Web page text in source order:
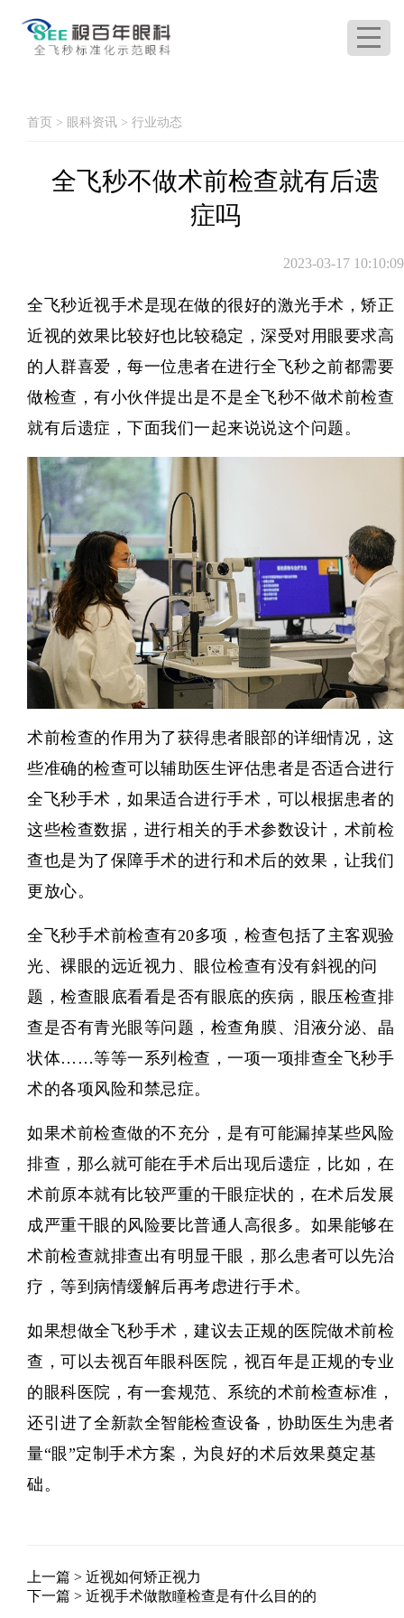
首页 > 眼科资讯 > 行业动态
全飞秒不做术前检查就有后遗
症吗
2023-03-17 10:10:09
全飞秒近视手术是现在做的很好的激光手术，矫正
近视的效果比较好也比较稳定，深受对用眼要求高
的人群喜爱，每一位患者在进行全飞秒之前都需要
做检查，有小伙伴提出是不是全飞秒不做术前检查
就有后遗症，下面我们一起来说说这个问题。
术前检查的作用为了获得患者眼部的详细情况，这
些准确的检查可以辅助医生评估患者是否适合进行
全飞秒手术，如果适合进行手术，可以根据患者的
这些检查数据，进行相关的手术参数设计，术前检
查也是为了保障手术的进行和术后的效果，让我们
更放心。
全飞秒手术前检查有20多项，检查包括了主客观验
光、裸眼的远近视力、眼位检查有没有斜视的问
题，检查眼底看看是否有眼底的疾病，眼压检查排
查是否有青光眼等问题，检查角膜、泪液分泌、晶
状体……等等一系列检查，一项一项排查全飞秒手
术的各项风险和禁忌症。
如果术前检查做的不充分，是有可能漏掉某些风险
排查，那么就可能在手术后出现后遗症，比如，在
术前原本就有比较严重的干眼症状的，在术后发展
成严重干眼的风险要比普通人高很多。如果能够在
术前检查就排查出有明显干眼，那么患者可以先治
疗，等到病情缓解后再考虑进行手术。
如果想做全飞秒手术 ，建议去正规的医院做术前检
查，可以去视百年眼科医院，视百年是正规的专业
的眼科医院，有一套规范、系统的术前检查标准，
还引进了全新款全智能检查设备，协助医生为患者
量“眼”定制手术方案，为良好的术后效果奠定基
础。
上一篇 > 近视如何矫正视力
下一篇 > 近视手术做散瞳检查是有什么目的的